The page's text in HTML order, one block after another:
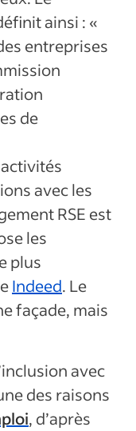
ainsi : «
entreprises
de
avec les
RSE est
les
plus
Indeed. Le
façade, mais
avec
des raisons
, d’après